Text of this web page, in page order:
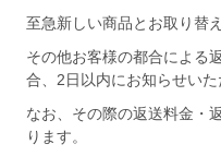
至急新しい商品とお取り替
その他お客様の都合による
合、2日以内にお知らせいた
なお、その際の返送料金・
ります。